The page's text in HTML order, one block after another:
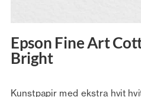
Epson Fine Art
Bright
Kunstpapir med ekstra hvit